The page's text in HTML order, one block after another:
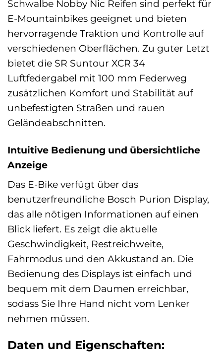
Schwalbe Nobby Nic Reifen sind perfekt für
E-Mountainbikes geeignet und bieten
hervorragende Traktion und Kontrolle auf
verschiedenen Oberflächen. Zu guter Letzt
bietet die SR Suntour XCR 34
Luftfedergabel mit 100 mm Federweg
zusätzlichen Komfort und Stabilität auf
unbefestigten Straßen und rauen
Geländeabschnitten.
Intuitive Bedienung und übersichtliche
Anzeige
Das E-Bike verfügt über das
benutzerfreundliche Bosch Purion Display,
das alle nötigen Informationen auf einen
Blick liefert. Es zeigt die aktuelle
Geschwindigkeit, Restreichweite,
Fahrmodus und den Akkustand an. Die
Bedienung des Displays ist einfach und
bequem mit dem Daumen erreichbar,
sodass Sie Ihre Hand nicht vom Lenker
nehmen müssen.
Daten und Eigenschaften: